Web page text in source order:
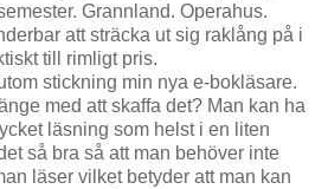
Grannland. Operahus.
att sträcka ut sig raklång på i
till rimligt pris.
stickning min nya e-bokläsare.
med att skaffa det? Man kan ha
läsning som helst i en liten
så bra så att man behöver inte
läser vilket betyder att man kan